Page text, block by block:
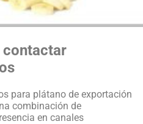
para plátano de exportación
combinación de
en canales